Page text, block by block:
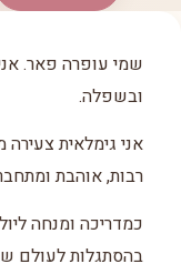
שמי עופרה פאר.
ובשפלה.
אני גימלאית צעירה
רבות, אוהבת
כמדריכה ומנחה
בהסתגלות לעולם